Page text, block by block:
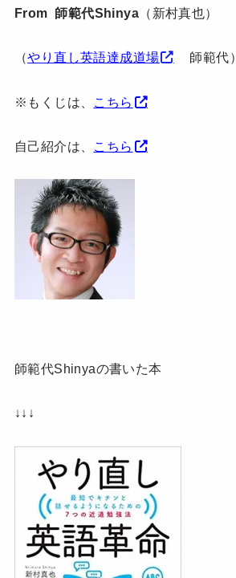
From 師範代Shinya （新村真也）
（やり直し英語達成道場 師範代）
※もくじは、 こちら
自己紹介は、 こちら
師範代Shinyaの書いた本
↓↓↓